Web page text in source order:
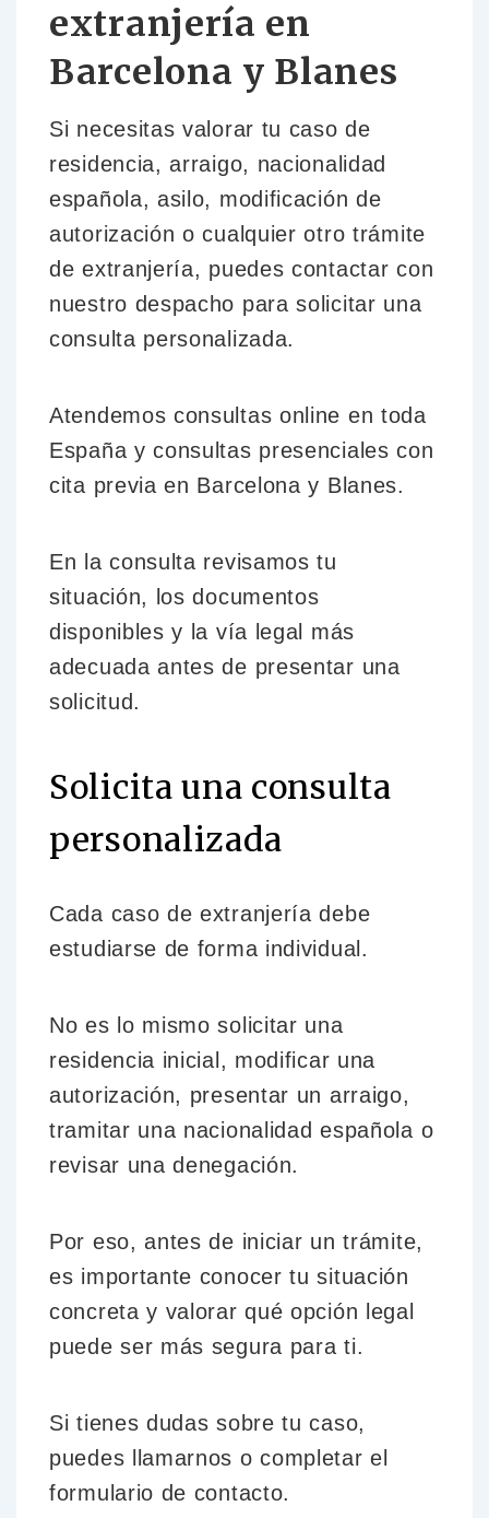
extranjería en
Barcelona y Blanes
Si necesitas valorar tu caso de
residencia, arraigo, nacionalidad
española, asilo, modificación de
autorización o cualquier otro trámite
de extranjería, puedes contactar con
nuestro despacho para solicitar una
consulta personalizada.
Atendemos consultas online en toda
España y consultas presenciales con
cita previa en Barcelona y Blanes.
En la consulta revisamos tu
situación, los documentos
disponibles y la vía legal más
adecuada antes de presentar una
solicitud.
Solicita una consulta
personalizada
Cada caso de extranjería debe
estudiarse de forma individual.
No es lo mismo solicitar una
residencia inicial, modificar una
autorización, presentar un arraigo,
tramitar una nacionalidad española o
revisar una denegación.
Por eso, antes de iniciar un trámite,
es importante conocer tu situación
concreta y valorar qué opción legal
puede ser más segura para ti.
Si tienes dudas sobre tu caso,
puedes llamarnos o completar el
formulario de contacto.